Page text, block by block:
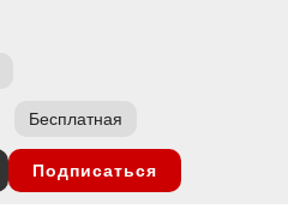
Бесплатная
Подписаться